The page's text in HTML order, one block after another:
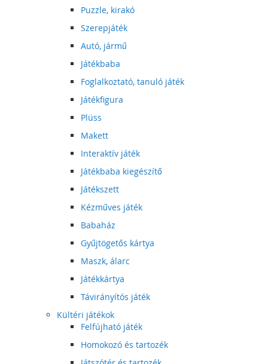
Puzzle, kirakó
Szerepjáték
Autó, jármű
Játékbaba
Foglalkoztató, tanuló játék
Játékfigura
Plüss
Makett
Interaktív játék
Játékbaba kiegészítő
Játékszett
Kézműves játék
Babaház
Gyűjtögetős kártya
Maszk, álarc
Játékkártya
Távirányítós játék
Kültéri játékok
Felfújható játék
Homokozó és tartozék